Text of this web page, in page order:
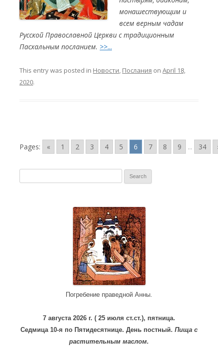
монашествующим и
всем верным чадам
Русской Православной Церкви с традиционным
Пасхальным посланием. >>...
This entry was posted in Новости, Послания on April 18,
2020.
Pages: « 1 2 3 4 5 6 7 8 9 ... 34
Погребение праведной Анны.
7 августа 2026 г. ( 25 июля ст.ст.), пятница.
Седмица 10-я по Пятидесятнице. День постный. Пища с
растительным маслом.